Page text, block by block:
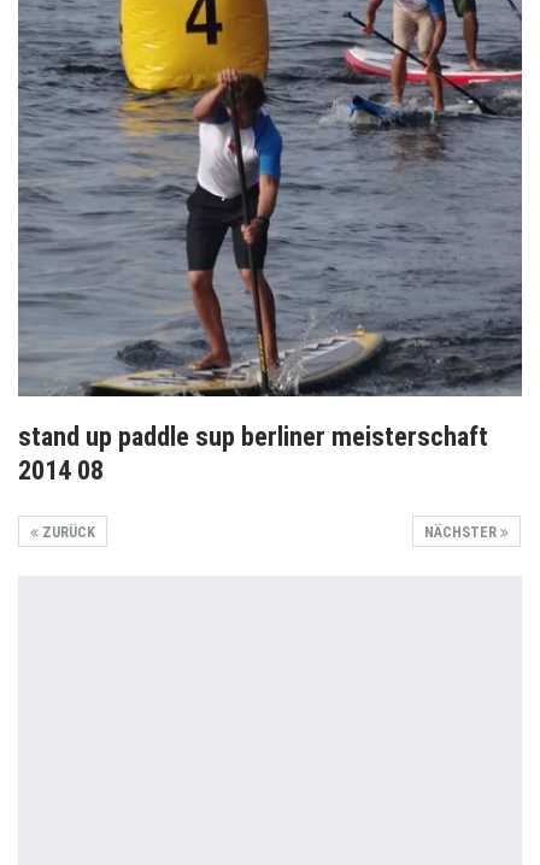
stand up paddle sup berliner meisterschaft
2014 08
NÄCHSTER
ZURÜCK